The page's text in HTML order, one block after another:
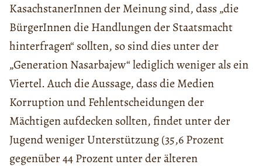
KasachstanerInnen der Meinung sind, dass „die
BürgerInnen die Handlungen der Staatsmacht
hinterfragen“ sollten, so sind dies unter der
„Generation Nasarbajew“ lediglich weniger als ein
Viertel. Auch die Aussage, dass die Medien
Korruption und Fehlentscheidungen der
Mächtigen aufdecken sollten, findet unter der
Jugend weniger Unterstützung (35,6 Prozent
gegenüber 44 Prozent unter der älteren